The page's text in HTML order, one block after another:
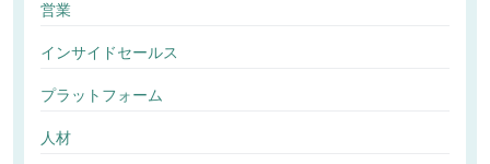
営業
インサイドセールス
プラットフォーム
人材